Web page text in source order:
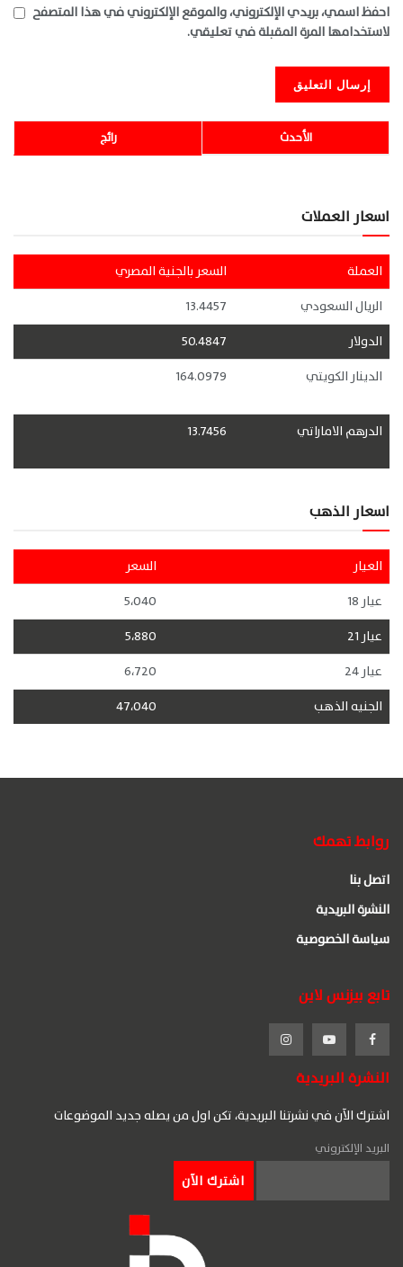
احفظ اسمي، بريدي الإلكتروني، والموقع الإلكتروني في هذا المتصفح
لاستخدامها المرة المقبلة في تعليقي.
رائج الأحدث
اسعار العملات
العملة
السعر بالجنية المصري
الريال السعودي
13.4457
الدولار
50.4847
الدينار الكويتي
164.0979
الدرهم الاماراتي 13.7456
اسعار الذهب
العيار
السعر
عيار 18
5،040
عيار 21
5،880
عيار 24
6،720
الجنيه الذهب
47،040
روابط تهمك
اتصل بنا
النشرة البريدية
سياسة الخصوصية
تابع بيزنس لاين
النشرة البريدية
اشترك الآن في نشرتنا البريدية، تكن اول من يصله جديد الموضوعات
البريد الإلكتروني